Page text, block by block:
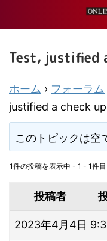
Test, justified
ホーム › フォーラム
justified a check
このトピックは空
1件の投稿を表示中 - 1 - 1件
投稿者
2023年4月4日